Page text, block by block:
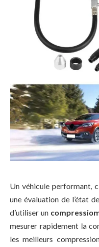
Un véhicule performant,
une évaluation de l’état
d’utiliser un
mesurer rapidement la
les meilleurs